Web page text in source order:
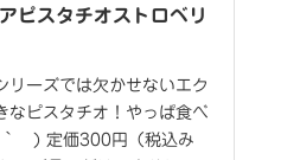
ピスタチオストロベリ
リーズでは欠かせないエク
なピスタチオ！やっぱ食べ
) 定価300円（税込み